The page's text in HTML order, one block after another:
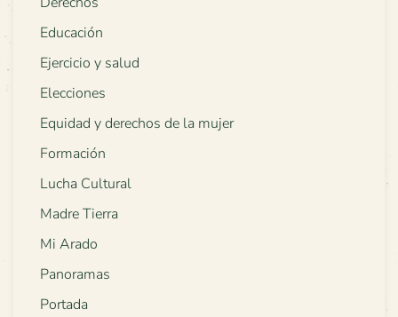
Educación
Ejercicio y salud
Elecciones
Equidad y derechos de la mujer
Formación
Lucha Cultural
Madre Tierra
Mi Arado
Panoramas
Portada